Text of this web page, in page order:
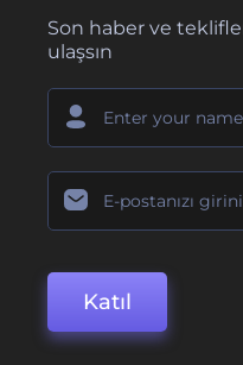
Son haber ve
ulaşsın
Katıl